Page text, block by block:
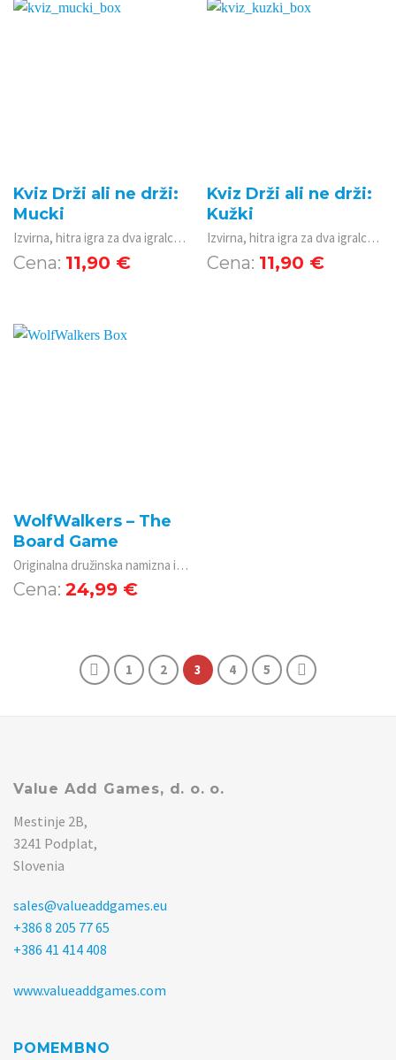
Kviz Drži ali ne drži:
Mucki
Izvirna, hitra igra za dva igralca z inovativnim načinom igranja, ki združuje znanje, sklepanje, taktiko in nekaj sreče.
11,90 €
Kviz Drži ali ne drži:
Kužki
Izvirna, hitra igra za dva igralca z inovativnim načinom igranja, ki združuje znanje, sklepanje, taktiko in nekaj sreče.
11,90 €
WolfWalkers – The
Board Game
Originalna družinska namizna igra s sodelovalnimi in tekmovalnimi različicami igranja, ki vas bo popeljala v čudoviti svet filma Wolfwalkers.
24,99 €
1 2 3 4 5
Value Add Games, d. o. o.
Mestinje 2B,
3241 Podplat,
Slovenia
sales@valueaddgames.eu
+386 8 205 77 65
+386 41 414 408
www.valueaddgames.com
POMEMBNO